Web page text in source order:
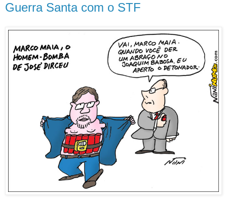
Guerra Santa com o STF